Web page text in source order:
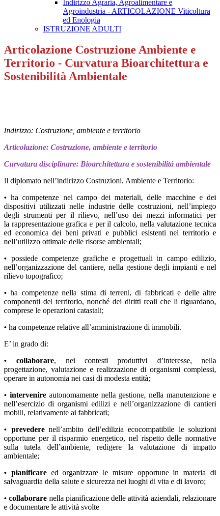
Indirizzo Agraria, Agroalimentare e
Agroindustria - ARTICOLAZIONE Viticoltura
ed Enologia
ISTRUZIONE ADULTI
Articolazione Costruzione Ambiente e
Territorio - Curvatura Bioarchitettura e
Sostenibilità Ambientale
Indirizzo: Costruzione, ambiente e territorio
Articolazione: Costruzione, ambiente e territorio
Curvatura disciplinare: Bioarchitettura e sostenibilità ambientale
Il diplomato nell’indirizzo Costruzioni, Ambiente e Territorio:
• ha competenze nel campo dei materiali, delle macchine e dei
dispositivi utilizzati nelle industrie delle costruzioni, nell’impiego
degli strumenti per il rilievo, nell’uso dei mezzi informatici per
la rappresentazione grafica e per il calcolo, nella valutazione tecnica
ed economica dei beni privati e pubblici esistenti nel territorio e
nell’utilizzo ottimale delle risorse ambientali;
• possiede competenze grafiche e progettuali in campo edilizio,
nell’organizzazione del cantiere, nella gestione degli impianti e nel
rilievo topografico;
• ha competenze nella stima di terreni, di fabbricati e delle altre
componenti del territorio, nonché dei diritti reali che li riguardano,
comprese le operazioni catastali;
• ha competenze relative all’amministrazione di immobili.
E’ in grado di:
•collaborare, nei contesti produttivi d’interesse, nella
progettazione, valutazione e realizzazione di organismi complessi,
operare in autonomia nei casi di modesta entità;
• intervenire autonomamente nella gestione, nella manutenzione e
nell’esercizio di organismi edilizi e nell’organizzazione di cantieri
mobili, relativamente ai fabbricati;
• prevedere nell’ambito dell’edilizia ecocompatibile le soluzioni
opportune per il risparmio energetico, nel rispetto delle normative
sulla tutela dell’ambiente, redigere la valutazione di impatto
ambientale;
• pianificareed organizzare le misure opportune in materia di
salvaguardia della salute e sicurezza nei luoghi di vita e di lavoro;
•collaborare nella pianificazione delle attività aziendali, relazionare
e documentare le attività svolte